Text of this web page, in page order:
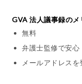
GVA 法人議事録のメ
無料
弁護士監修で安心
メールアドレス